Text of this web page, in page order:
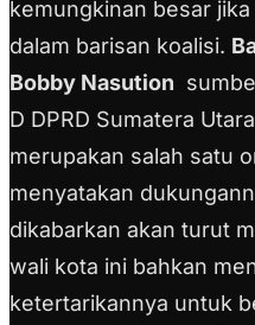
kemungkinan besar
dalam barisan koalisi.
Bobby Nasution
D DPRD Sumatera
merupakan salah satu
menyatakan
dikabarkan akan turut
wali kota ini bahkan
ketertarikannya untuk